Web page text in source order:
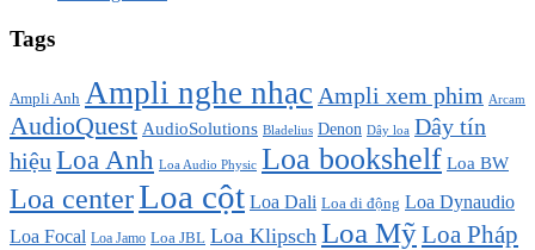
Tags
Ampli Anh Ampli nghe nhạc Ampli xem phim Arcam
AudioQuest AudioSolutions Bladelius Denon Dây loa Dây tín
hiệu Loa Anh Loa Audio Physic Loa bookshelf Loa BW
Loa centerLoa cột Loa Dali Loa di động Loa Dynaudio
Loa Focal Loa Jamo Loa JBL Loa Klipsch Loa MỹLoa Pháp